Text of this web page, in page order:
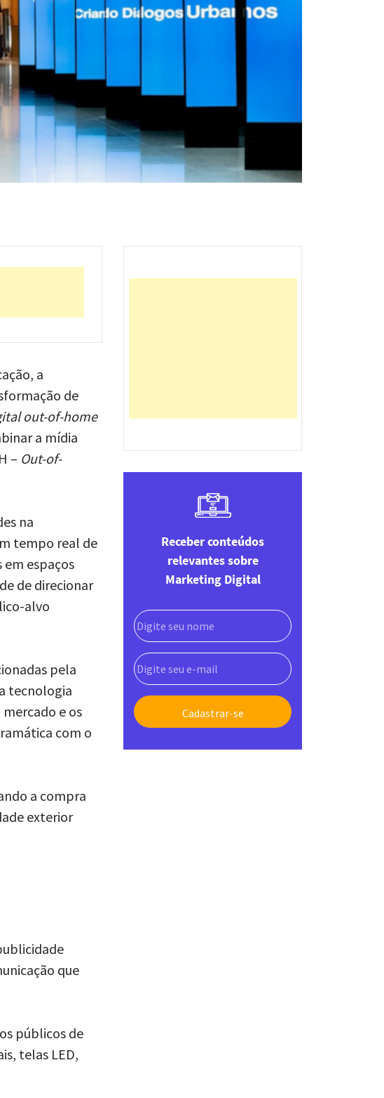
a
de
out-of-home
a mídia
– Out-of-
na
tempo real de
espaços
de direcionar
alvo
pela
tecnologia
e os
com o
a compra
exterior
que
públicos de
telas LED,
Receber conteúdos
relevantes sobre
Marketing Digital